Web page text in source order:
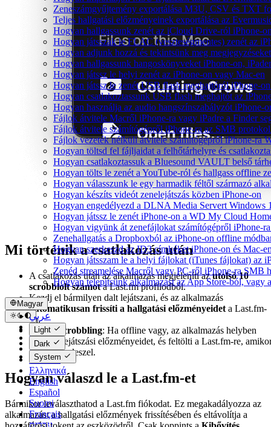
Zeneszámgyűjtemény exportálása M3U, CSV és TXT
Teljes hallgatási előzményeinek exportálása az
Hogyan hallgassunk zenét az iCloud Drive-ról iPhone-
Hogyan játsszak le FLAC (veszteségmentes) zenét az
Hogyan adjunk hozzá és tekintsünk meg
Hogyan hallgassunk hangoskönyveket iPhone-on,
Hogyan játssz le helyi zenét az iPhone-on vagy Mac-en
Hogyan játssz le zenét USB flash meghajtóról iPhone-
Hogyan csatlakoztassunk USB flash meghajtót az
Hogyan használja az audio hangszínszabályzót
Fájlok átvitele Macről iPhone-ra vagy iPadre a Finder
Fájlok átvitele számítógépről iPhone-ra az SMB
Fájlok vezeték nélküli átvitele számítógépről iPhone-ra
Hogyan töltsd fel fájljaidat a felhőtárhelyre és
Hogyan csatlakoztassuk a Bluesound VAULT belső
Hogyan tölts le zenét a YouTube-ról és hallgass offline
Hogyan válasszunk le egy harmadik féltől származó
Hogyan készíts videót zenelejátszás közben iPhone-on
Hogyan engedélyezd a DLNA Media Servert Windows
Hogyan játssz le zenét iPhone-on a WD My Cloud
Hogyan vigyünk át zenefájlokat számítógépről iPhone-
Zenehallgatás a Dropboxból az iPhone-on offline
Hogyan szerkeszd az ID3 címkéket iPhone-on és Mac-
Hogyan játsszam le a helyi fájlokat (iTunes fájlokat) az
Zenéd streamelése Macről vagy PC-ről iPhone-ra SMB
Hogyan telepítsünk alkalmazást az App Store-ból,
Magyar
عربي
Català
Čeština
Dansk
Deutsch
Ελληνικά
English
Español
Suomi
Français
עברית
Light
Dark
System
Mi történik a csatlakozás után
A csatlakozás után az alkalmazás megjeleníti azutolsó 10
scrobblolt számota Last.fm profilodból.
Kezdj el bármilyen dalt lejátszani, és az alkalmazás
automatikusan frissíti a hallgatási előzményeidet a Last.fm-
en.
Offline scrobbling: Ha offline vagy, az alkalmazás helyben
tárolja a lejátszási előzményeidet, és feltölti a Last.fm-re,
újra online leszel.
Hogyan válaszd le a Last.fm-et
Bármikor leválaszthatod a Last.fm fiókodat. Ez megakadályozza az
alkalmazást a hallgatási előzmények frissítésében és eltávolítja a